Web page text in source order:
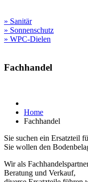
» Sanitär
» Sonnenschutz
» WPC-Dielen
Fachhandel
Home
Fachhandel
Sie suchen ein Ersatzteil
Sie wollen den
Wir als
Beratung und Verkauf,